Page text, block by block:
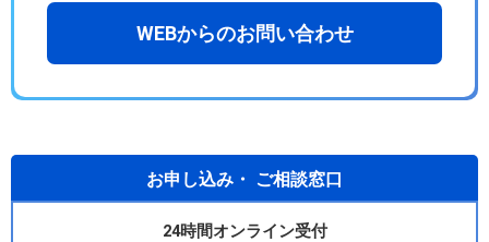
WEBからのお問い合わせ
お申し込み・ ご相談窓口
24時間オンライン受付